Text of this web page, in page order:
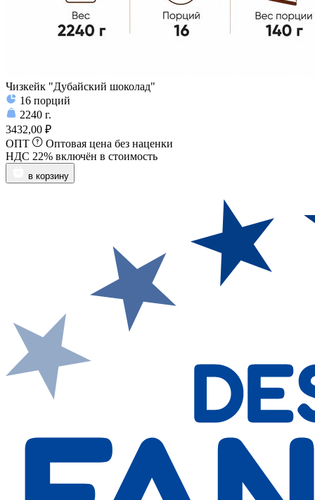
Чизкейк "Дубайский шоколад"
16 порций
2240 г.
3432,00 ₽
ОПТ
Оптовая цена без наценки
НДС 22% включён в стоимость
в корзину